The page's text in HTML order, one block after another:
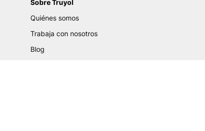
Sobre Truyol
Quiénes somos
Trabaja con nosotros
Blog